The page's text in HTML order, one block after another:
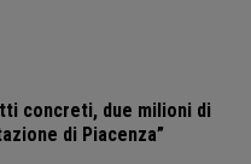
concreti, due milioni di
di Piacenza”